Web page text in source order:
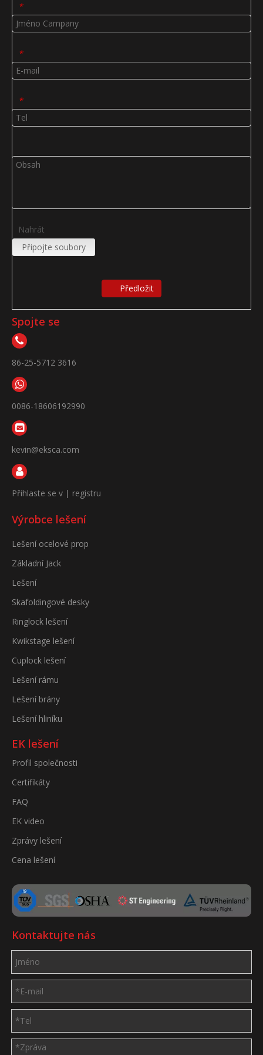
*
*
*
Nahrát
Připojte soubory
Předložit
Spojte se
86-25-5712 3616
0086-18606192990
kevin@eksca.com
Přihlaste se v | registru
Výrobce lešení
Lešení ocelové prop
Základní Jack
Lešení
Skafoldingové desky
Ringlock lešení
Kwikstage lešení
Cuplock lešení
Lešení rámu
Lešení brány
Lešení hliníku
EK lešení
Profil společnosti
Certifikáty
FAQ
EK video
Zprávy lešení
Cena lešení
Kontaktujte nás